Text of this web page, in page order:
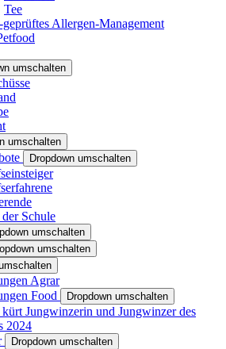
Tee
Allergen-Management
umschalten
umschalten
Dropdown umschalten
Schule
umschalten
umschalten
Agrar
Food
Dropdown umschalten
Jungwinzerin und Jungwinzer des
2024
Dropdown umschalten